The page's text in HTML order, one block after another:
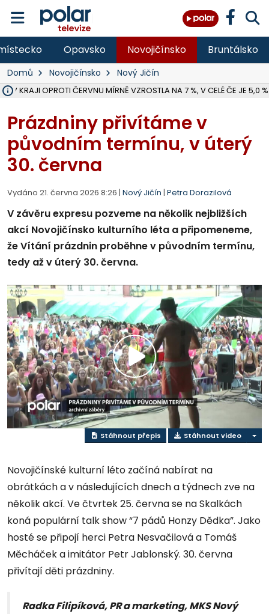
Opavsko Novojičínsko Bruntálsko
Domů Novojičínsko Nový Jičín
V KRAJI OPROTI ČERVNU MÍRNĚ VZROSTLA NA 7 %, V CELÉ ČE JE 5,0 %
Prázdniny přivítáme v
původním termínu, v úterý
30. června
Vydáno 21. června 2026 8:26 | Nový Jičín | Petra Dorazilová
V závěru expresu pozveme na několik nejbližších
akcí Novojičínsko kulturního léta a připomeneme,
že Vítání prázdnin proběhne v původním termínu,
tedy až v úterý 30. června.
Přehrát
video
Stáhnout přepis Stáhnout video
Novojičínské kulturní léto začíná nabírat na
obrátkách a v následujících dnech a týdnech zve na
několik akcí. Ve čtvrtek 25. června se na Skalkách
koná populární talk show “7 pádů Honzy Dědka”. Jako
hosté se připojí herci Petra Nesvačilová a Tomáš
Měcháček a imitátor Petr Jablonský. 30. června
přivítají děti prázdniny.
Radka Filipíková, PR a marketing, MKS Nový